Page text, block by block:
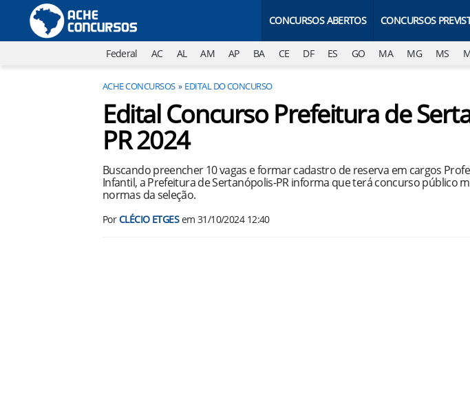
CONCURSOS ABERTOS CONCURSOS
Federal AC AL AM AP BA CE DF ES GO MA MG MS
ACHE CONCURSOS EDITAL DO CONCURSO
Edital Concurso Prefeitura de
PR 2024
Buscando preencher 10 vagas e formar cadastro de reserva em cargos
Infantil, a Prefeitura de Sertanópolis-PR informa que terá concurso público
normas da seleção.
PorCLÉCIO ETGESem 31/10/2024 12:40